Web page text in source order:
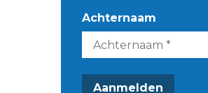
Achternaam